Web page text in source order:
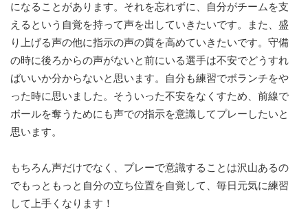
になることがあります。それを忘れずに、自分がチームを支
えるという自覚を持って声を出していきたいです。また、盛
り上げる声の他に指示の声の質を高めていきたいです。守備
の時に後ろからの声がないと前にいる選手は不安でどうすれ
ばいいか分からないと思います。自分も練習でボランチをや
った時に思いました。そういった不安をなくすため、前線で
ボールを奪うためにも声での指示を意識してプレーしたいと
思います。
もちろん声だけでなく、プレーで意識することは沢山あるの
でもっともっと自分の立ち位置を自覚して、毎日元気に練習
して上手くなります！